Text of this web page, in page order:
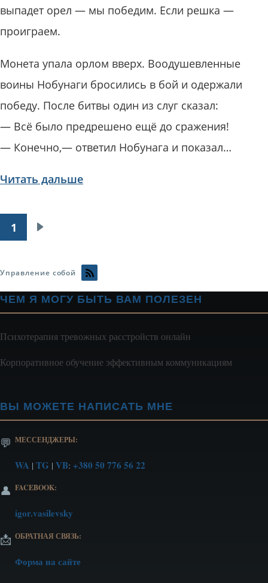
выпадет орел — мы победим. Если решка —
проиграем.
Монета упала орлом вверх. Воодушевленные
воины Нобунаги бросились в бой и одержали
победу. После битвы один из слуг сказал:
— Всё было предрешено ещё до сражения!
— Конечно,— ответил Нобунага и показал…
Читать дальше
Нумерация
1
Управление собой
ЧЕМ Я МОГУ БЫТЬ ВАМ ПОЛЕЗЕН
Психотерапия тревожных расстройств онлайн
Корпоративное обучение эффективным коммуникациям
ВЫ МОЖЕТЕ НАПИСАТЬ МНЕ
💬 МЕССЕНДЖЕРЫ:
WA | TG | VB: +380 50 776 56 22
👤 FACEBOOK:
igor.vasilevsky
📩 ОБРАТНАЯ СВЯЗЬ:
Форма на сайте